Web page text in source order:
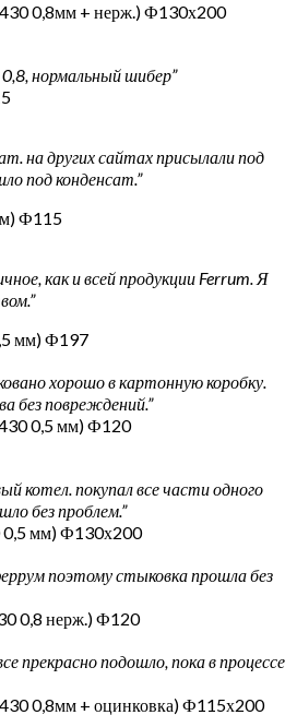
0,8мм + нерж.) Ф130х200
нормальный шибер”
на других сайтах присылали под
под конденсат.”
Ф115
как и всей продукции Ferrum. Я
мм) Ф197
хорошо в картонную коробку.
без повреждений.”
0,5 мм) Ф120
котел. покупал все части одного
без проблем.”
0,5 мм) Ф130х200
поэтому стыковка прошла без
0,8 нерж.) Ф120
прекрасно подошло, пока в процессе
0,8мм + оцинковка) Ф115х200